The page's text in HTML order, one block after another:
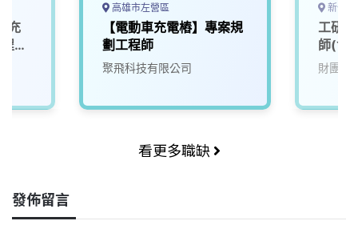
充
師
高雄市左營區
【電動車充電樁】專案規
劃工程師
聚飛科技有限公司
新竹
工研
師(含
財團法
看更多職缺
發佈留言